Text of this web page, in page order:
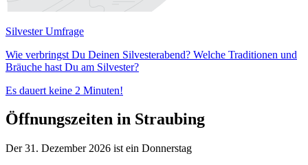
Silvester Umfrage
Wie verbringst Du Deinen Silvesterabend? Welche Traditionen und
Bräuche hast Du am Silvester?
Es dauert keine 2 Minuten!
Öffnungszeiten in Straubing
Der 31. Dezember 2026 ist ein Donnerstag